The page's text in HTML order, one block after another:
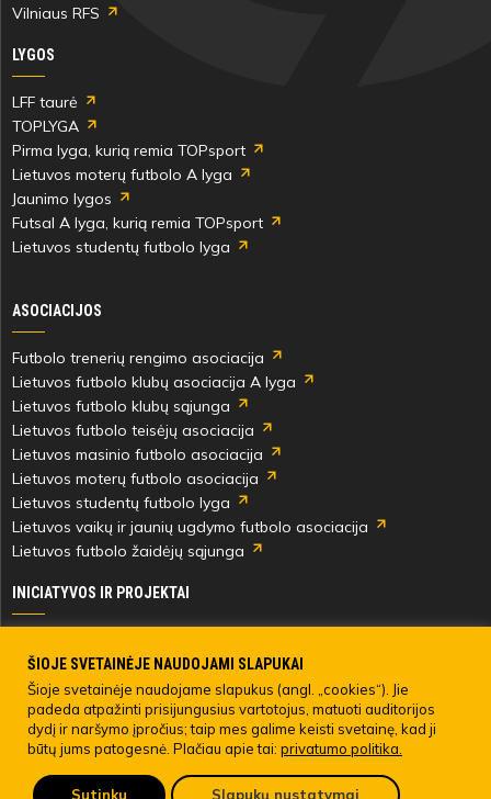
Vilniaus RFS
LYGOS
LFF taurė
TOPLYGA
Pirma lyga, kurią remia TOPsport
Lietuvos moterų futbolo A lyga
Jaunimo lygos
Futsal A lyga, kurią remia TOPsport
Lietuvos studentų futbolo lyga
ASOCIACIJOS
Futbolo trenerių rengimo asociacija
Lietuvos futbolo klubų asociacija A lyga
Lietuvos futbolo klubų sąjunga
Lietuvos futbolo teisėjų asociacija
Lietuvos masinio futbolo asociacija
Lietuvos moterų futbolo asociacija
Lietuvos studentų futbolo lyga
Lietuvos vaikų ir jaunių ugdymo futbolo asociacija
Lietuvos futbolo žaidėjų sąjunga
INICIATYVOS IR PROJEKTAI
Paramos fondai
Medicinos centras
Live Your Goals
© 2022 LIETUVOS FUTBOLO FEDERACIJA. Visos teisės saugomos.
ŠIOJE SVETAINĖJE NAUDOJAMI SLAPUKAI
Šioje svetainėje naudojame slapukus (angl. „cookies“). Jie
padeda atpažinti prisijungusius vartotojus, matuoti auditorijos
dydį ir naršymo įpročius; taip mes galime keisti svetainę, kad ji
būtų jums patogesnė. Plačiau apie tai: privatumo politika.
Sutinku Slapukų nustatymai